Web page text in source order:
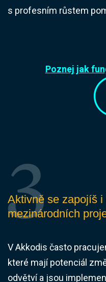
s profesním růstem
Poznej jak
Aktivně se zapojíš i
mezinárodních
V Akkodis často
které mají potenciál
odvětví a jsou